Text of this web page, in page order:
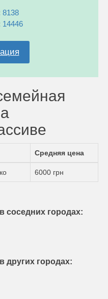
8138
14446
Средняя цена
6000 грн
соседних городах:
других городах: